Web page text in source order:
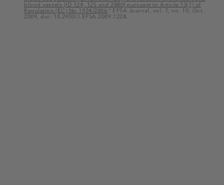
blood vessels (ID 124, 125 and 2880) pursuant to Article 13(1) of
Regulation (EC) No 1924/2006,” EFSA Journal, vol. 7, no. 10, Oct.
2009, doi: 10.2903/J.EFSA.2009.1228.